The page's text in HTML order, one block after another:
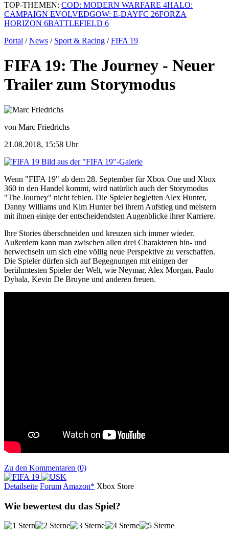
TOP-THEMEN: COD: MODERN WARFARE 4HALO:
CAMPAIGN EVOLVEDGOW: E-DAYFC 26FORZA
HORIZON 6BATTLEFIELD 6
Portal /News / Sport & Racing /FIFA 19
FIFA 19: The Journey - Neuer
Trailer zum Storymodus
von Marc Friedrichs
21.08.2018, 15:58 Uhr
Bild aus der "FIFA 19"-Galerie
Wenn "FIFA 19" ab dem 28. September für Xbox One und Xbox
360 in den Handel kommt, wird natürlich auch der Storymodus
"The Journey" nicht fehlen. Die Spieler begleiten Alex Hunter,
Danny Williams und Kim Hunter bei ihrem Aufstieg und meistern
mit ihnen einige der entscheidendsten Augenblicke ihrer Karriere.
Ihre Stories überschneiden und kreuzen sich immer wieder.
Außerdem kann man zwischen allen drei Charakteren hin- und
herwechseln um sich eine völlig neue Perspektive zu verschaffen.
Die Spieler dürfen sich auf Begegnungen mit einigen der
berühmtesten Spieler der Welt, wie Neymar, Alex Morgan, Paulo
Dybala, Kevin De Bruyne und anderen freuen.
Zu den Kommentaren (0)
Detailseite Forum Amazon* Xbox Store
Wie bewertest du das Spiel?